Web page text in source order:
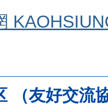
（友好交流